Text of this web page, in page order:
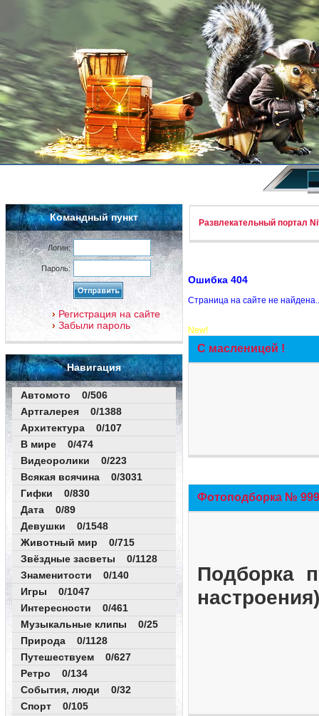
Командный пункт
Логин:
Пароль:
Регистрация на сайте
Забыли пароль
Навигация
Автомото 0/506
Артгалерея 0/1388
Архитектура 0/107
В мире 0/474
Видеоролики 0/223
Всякая всячина 0/3031
Гифки 0/830
Дата 0/89
Девушки 0/1548
Животный мир 0/715
Звёздные засветы 0/1128
Знаменитости 0/140
Игры 0/1047
Интересности 0/461
Музыкальные клипы 0/25
Природа 0/1128
Путешествуем 0/627
Ретро 0/134
События, люди 0/32
Спорт 0/105
Развлекательный портал
Ошибка 404
Страница на сайте не
New!
С масленицей !
Фотоподборка №
Подборка